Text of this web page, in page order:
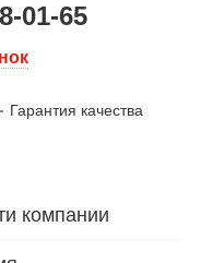
01-65
Гарантия качества
компании